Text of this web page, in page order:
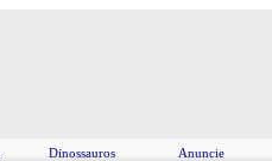
Dinossauros Anuncie